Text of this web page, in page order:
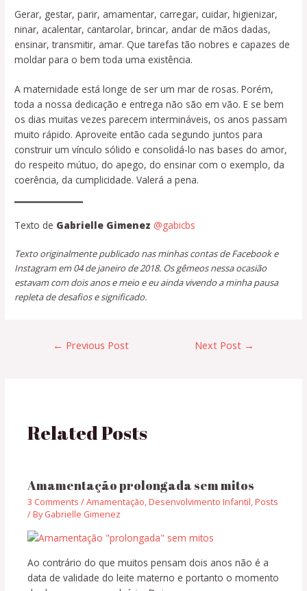
Gerar, gestar, parir, amamentar, carregar, cuidar, higienizar,
ninar, acalentar, cantarolar, brincar, andar de mãos dadas,
ensinar, transmitir, amar. Que tarefas tão nobres e capazes de
moldar para o bem toda uma existência.
A maternidade está longe de ser um mar de rosas. Porém,
toda a nossa dedicação e entrega não são em vão. E se bem
os dias muitas vezes parecem intermináveis, os anos passam
muito rápido. Aproveite então cada segundo juntos para
construir um vínculo sólido e consolidá-lo nas bases do amor,
do respeito mútuo, do apego, do ensinar com o exemplo, da
coerência, da cumplicidade. Valerá a pena.
Texto de Gabrielle Gimenez @gabicbs
Texto originalmente publicado nas minhas contas de Facebook e
Instagram em 04 de janeiro de 2018. Os gêmeos nessa ocasião
estavam com dois anos e meio e eu ainda vivendo a minha pausa
repleta de desafios e significado.
← Previous Post Next Post →
Related Posts
Amamentação prolongada sem mitos
3 Comments /Amamentação, Desenvolvimento Infantil, Posts
/ ByGabrielle Gimenez
Ao contrário do que muitos pensam dois anos não é a
data de validade do leite materno e portanto o momento